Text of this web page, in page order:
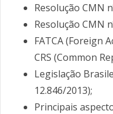
Resolução CMN
Resolução CMN
FATCA (Foreign
CRS (Common
Legislação
12.846/2013);
Principais